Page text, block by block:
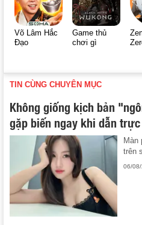
Võ Lâm Hắc
Đạo
Game thủ
chơi gì
TIN CÙNG CHUYÊN MỤC
Không giống kịch bản
gặp biến ngay khi dẫn
Màn
trên
06/